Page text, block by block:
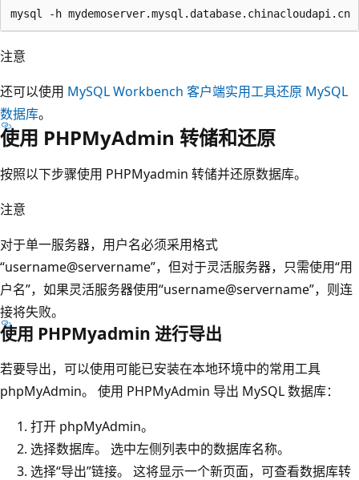
注意
还可以使用 MySQL Workbench 客户端实用工具还原 MySQL
数据库。
使用 PHPMyAdmin 转储和还原
按照以下步骤使用 PHPMyadmin 转储并还原数据库。
注意
对于单一服务器，用户名必须采用格式
“username@servername”，但对于灵活服务器，只需使用“用
户名”，如果灵活服务器使用“username@servername”，则连
接将失败。
使用 PHPMyadmin 进行导出
若要导出，可以使用可能已安装在本地环境中的常用工具
phpMyAdmin。 使用 PHPMyAdmin 导出 MySQL 数据库：
打开 phpMyAdmin。
选择数据库。 选中左侧列表中的数据库名称。
选择“导出”链接。 这将显示一个新页面，可查看数据库转